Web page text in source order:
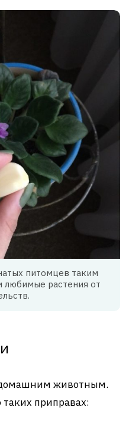
питомцев таким
растения от
животным.
таких приправах: